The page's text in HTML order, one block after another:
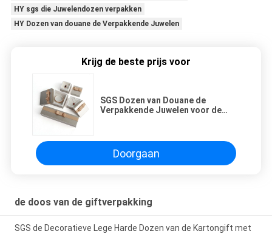
HY sgs die Juwelendozen verpakken
HY Dozen van douane de Verpakkende Juwelen
Krijg de beste prijs voor
SGS Dozen van Douane de
Verpakkende Juwelen voor de
Doorgaan
de doos van de giftverpakking
SGS de Decoratieve Lege Harde Dozen van de Kartongift met